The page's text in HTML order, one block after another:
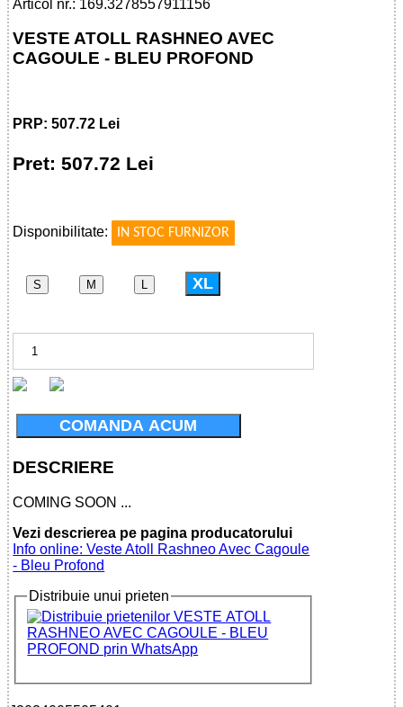
Articol nr.: 169.3278557911156
VESTE ATOLL RASHNEO AVEC
CAGOULE - BLEU PROFOND
PRP: 507.72 Lei
Pret: 507.72 Lei
Disponibilitate:
IN STOC FURNIZOR
S M L XL
COMANDA ACUM
DESCRIERE
COMING SOON ...
Vezi descrierea pe pagina producatorului
Info online: Veste Atoll Rashneo Avec Cagoule
- Bleu Profond
Distribuie unui prieten